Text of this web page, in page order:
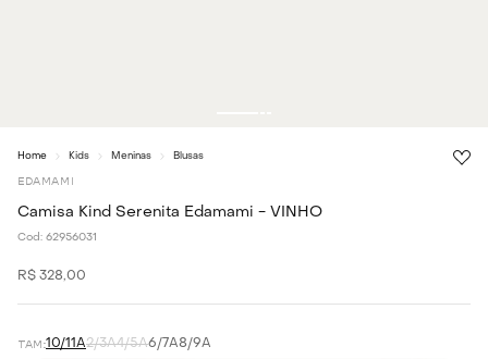
Kids Meninas Blusas
EDAMAMI
Camisa Kind Serenita Edamami - VINHO
Cod: 62956031
R$ 328,00
10/11A2/3A4/5A6/7A8/9A